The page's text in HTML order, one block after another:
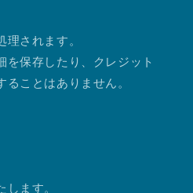
されます。
を保存したり、クレジット
ことはありません。
ます。